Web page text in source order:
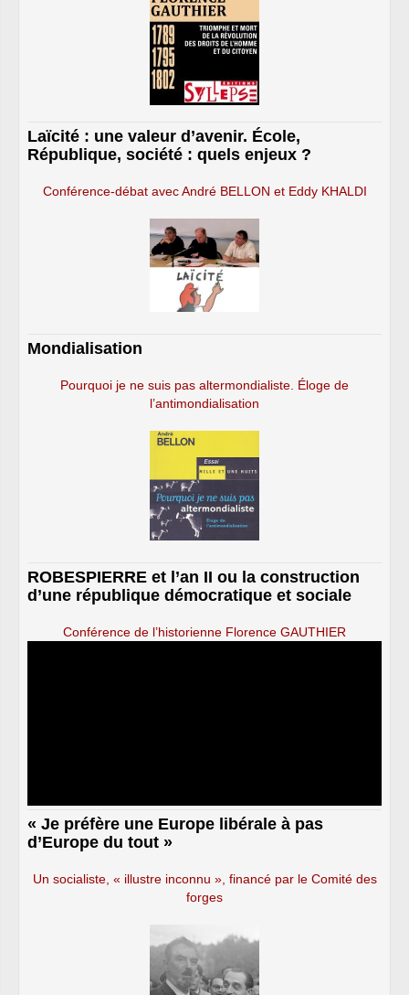
Laïcité : une valeur d’avenir. École,
République, société : quels enjeux ?
Conférence-débat avec André BELLON et Eddy KHALDI
Mondialisation
Pourquoi je ne suis pas altermondialiste. Éloge de
l’antimondialisation
ROBESPIERRE et l’an II ou la construction
d’une république démocratique et sociale
Conférence de l’historienne Florence GAUTHIER
« Je préfère une Europe libérale à pas
d’Europe du tout »
Un socialiste, « illustre inconnu », financé par le Comité des
forges